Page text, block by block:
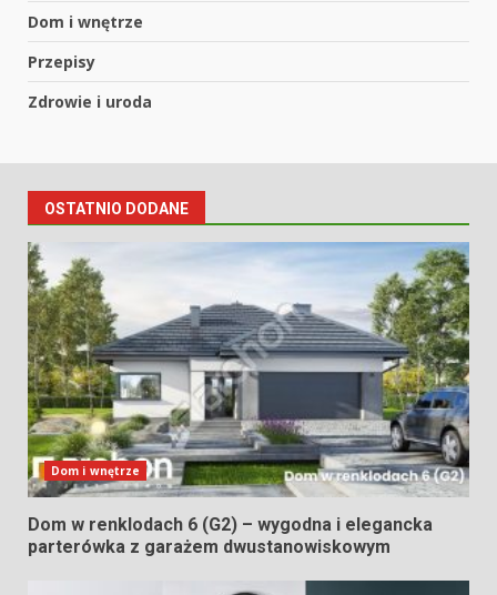
Dom i wnętrze
Przepisy
Zdrowie i uroda
OSTATNIO DODANE
Dom i wnętrze
Dom w renklodach 6 (G2) – wygodna i elegancka
parterówka z garażem dwustanowiskowym